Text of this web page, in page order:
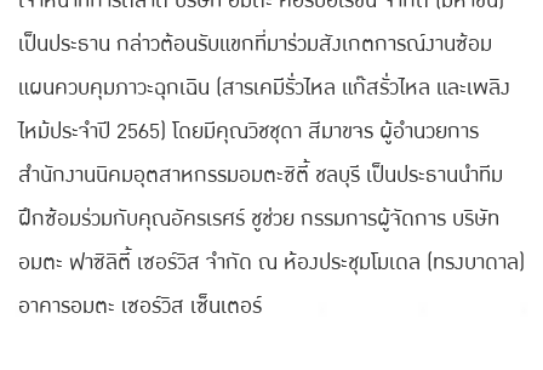
เป็นประธาน กล่าวต้อนรับแขกที่มาร่วมสังเกตการณ์งานซ้อม
แผนควบคุมภาวะฉุกเฉิน (สารเคมีรั่วไหล แก๊สรั่วไหล และเพลิง
ไหม้ประจำปี 2565) โดยมีคุณวิชชุดา สีมาขจร ผู้อำนวยการ
สำนักงานนิคมอุตสาหกรรมอมตะซิตี้ ชลบุรี เป็นประธานนำทีม
ฝึกซ้อมร่วมกับคุณอัครเรศร์ ชูช่วย กรรมการผู้จัดการ บริษัท
อมตะ ฟาซิลิตี้ เซอร์วิส จำกัด ณ ห้องประชุมโมเดล (ทรงบาดาล)
อาคารอมตะ เซอร์วิส เซ็นเตอร์